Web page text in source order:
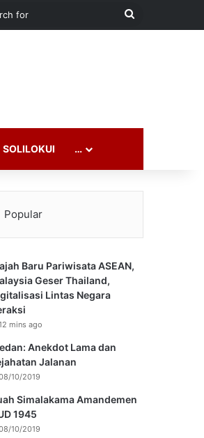
Search
SOLILOKUI …
Popular
Baru Pariwisata ASEAN,
Geser Thailand,
Lintas Negara
mins ago
Anekdot Lama dan
Jalanan
10/2019
Simalakama Amandemen
1945
10/2019